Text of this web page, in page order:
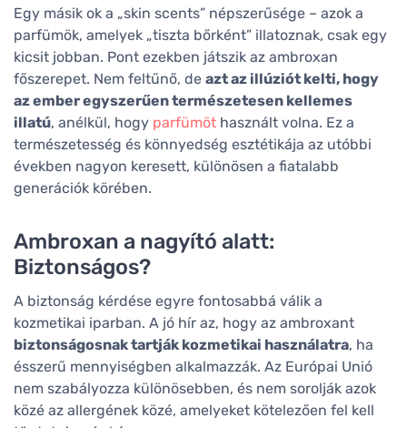
Egy másik ok a „skin scents” népszerűsége – azok a
parfümök, amelyek „tiszta bőrként” illatoznak, csak egy
kicsit jobban. Pont ezekben játszik az ambroxan
főszerepet. Nem feltűnő, de azt az illúziót kelti, hogy
az ember egyszerűen természetesen kellemes
illatú, anélkül, hogy parfümöt használt volna. Ez a
természetesség és könnyedség esztétikája az utóbbi
években nagyon keresett, különösen a fiatalabb
generációk körében.
Ambroxan a nagyító alatt:
Biztonságos?
A biztonság kérdése egyre fontosabbá válik a
kozmetikai iparban. A jó hír az, hogy az ambroxant
biztonságosnak tartják kozmetikai használatra, ha
ésszerű mennyiségben alkalmazzák. Az Európai Unió
nem szabályozza különösebben, és nem sorolják azok
közé az allergének közé, amelyeket kötelezően fel kell